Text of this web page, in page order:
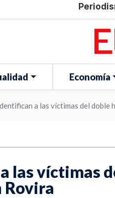
Economía
a las víctimas del doble
las víctimas
Rovira